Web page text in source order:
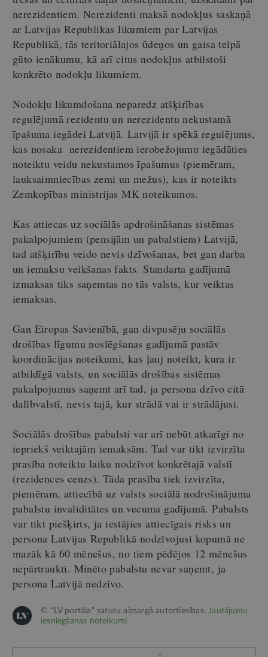
nerezidentiem. Nerezidenti maksā nodokļus saskaņā
ar Latvijas Republikas likumiem par Latvijas
Republikā, tās teritoriālajos ūdeņos un gaisa telpā
gūto ienākumu, kā arī citus nodokļus atbilstoši
konkrēto nodokļu likumiem.
Nodokļu likumdošana neparedz atšķirības
regulējumā rezidentu un nerezidentu nekustamā
īpašuma iegādei Latvijā. Latvijā ir spēkā regulējums,
kas nosaka nerezidentiem ierobežojumu iegādāties
noteiktu veidu nekustamos īpašumus (piemēram,
lauksaimniecības zemi un mežus), kas ir noteikts
Zemkopības ministrijas MK noteikumos.
Kas attiecas uz sociālās apdrošināšanas sistēmas
pakalpojumiem (pensijām un pabalstiem) Latvijā,
tad atšķirību veido nevis dzīvošanas, bet gan darba
un iemaksu veikšanas fakts. Standarta gadījumā
izmaksas tiks saņemtas no tās valsts, kur veiktas
iemaksas.
Gan Eiropas Savienībā, gan divpusēju sociālās
drošības līgumu noslēgšanas gadījumā pastāv
koordinācijas noteikumi, kas ļauj noteikt, kura ir
atbildīgā valsts, un sociālās drošības sistēmas
pakalpojumus saņemt arī tad, ja persona dzīvo citā
dalībvalstī, nevis tajā, kur strādā vai ir strādājusi.
Sociālās drošības pabalsti var arī nebūt atkarīgi no
iepriekš veiktajām iemaksām. Tad var tikt izvirzīta
prasība noteiktu laiku nodzīvot konkrētajā valstī
(rezidences cenzs). Tāda prasība tiek izvirzīta,
piemēram, attiecībā uz valsts sociālā nodrošinājuma
pabalstu invaliditātes un vecuma gadījumā. Pabalsts
var tikt piešķirts, ja iestājies attiecīgais risks un
persona Latvijas Republikā nodzīvojusi kopumā ne
mazāk kā 60 mēnešus, no tiem pēdējos 12 mēnešus
nepārtraukti. Minēto pabalstu nevar saņemt, ja
persona Latvijā nedzīvo.
© "LV portāla" saturu aizsargā autortiesības.Jautājumu
iesniegšanas noteikumi